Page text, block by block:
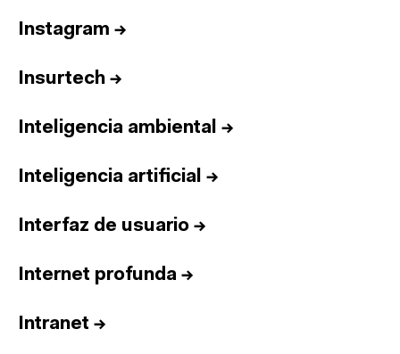
Instagram →
Insurtech →
Inteligencia ambiental →
Inteligencia artificial →
Interfaz de usuario →
Internet profunda →
Intranet →